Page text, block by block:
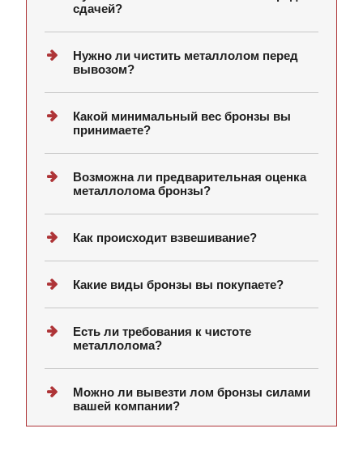
сдачей?
Нужно ли чистить металлолом перед
вывозом?
Какой минимальный вес бронзы вы
принимаете?
Возможна ли предварительная оценка
металлолома бронзы?
Как происходит взвешивание?
Какие виды бронзы вы покупаете?
Есть ли требования к чистоте
металлолома?
Можно ли вывезти лом бронзы силами
вашей компании?